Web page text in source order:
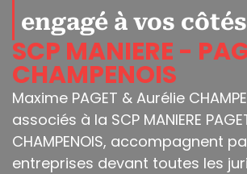
engagé à vos côtés
SCP MANIERE -
CHAMPENOIS
Maxime PAGET & Aurélie
associés à la SCP MANIERE
CHAMPENOIS, accompagnent
entreprises devant toutes les